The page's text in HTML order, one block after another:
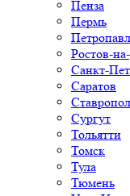
Пенза
Пермь
Ростов-
Санкт-
Саратов
Сургут
Тольятти
Томск
Тула
Тюмень